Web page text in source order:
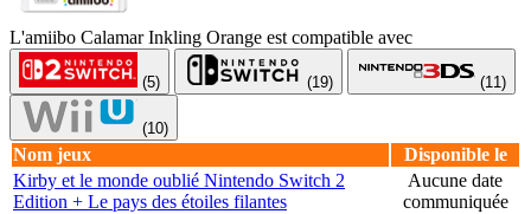
L'amiibo Calamar Inkling Orange est compatible avec
(5) (19) (11)
(10)
Nom jeux
Disponible le
Kirby et le monde oublié Nintendo Switch 2
Edition + Le pays des étoiles filantes
Aucune date
communiquée